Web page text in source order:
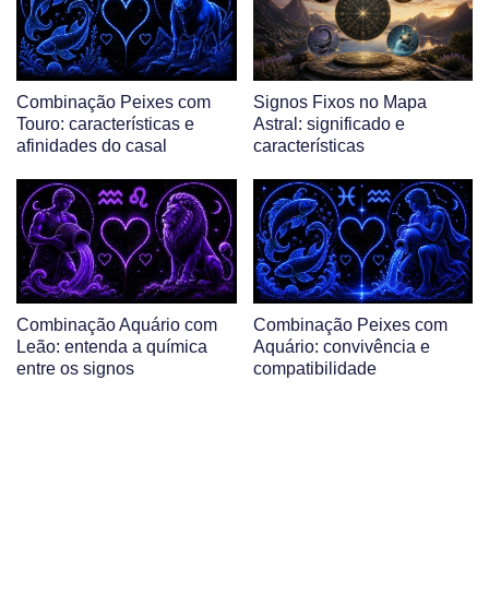
Combinação Peixes com
Touro: características e
afinidades do casal
Signos Fixos no Mapa
Astral: significado e
características
Combinação Aquário com
Leão: entenda a química
entre os signos
Combinação Peixes com
Aquário: convivência e
compatibilidade